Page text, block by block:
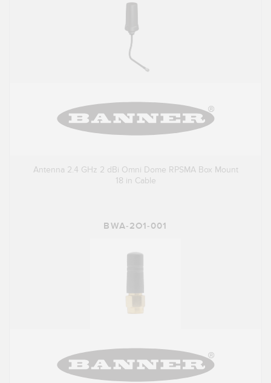
Antenna 2.4 GHz 2 dBi Omni Dome RPSMA Box Mount
18 in Cable
BWA-2O1-001